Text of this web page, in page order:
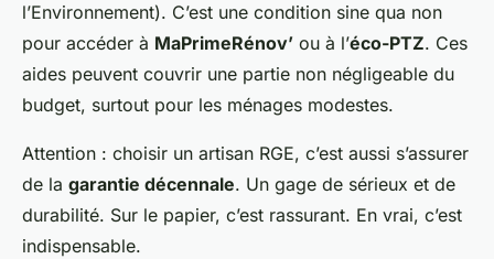
l’Environnement). C’est une condition sine qua non
pour accéder à MaPrimeRénov’ ou à l’éco-PTZ. Ces
aides peuvent couvrir une partie non négligeable du
budget, surtout pour les ménages modestes.
Attention : choisir un artisan RGE, c’est aussi s’assurer
de la garantie décennale. Un gage de sérieux et de
durabilité. Sur le papier, c’est rassurant. En vrai, c’est
indispensable.